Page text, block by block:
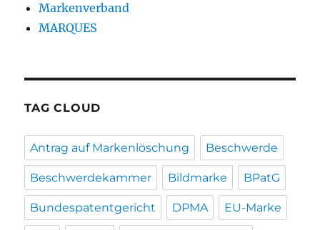
Markenverband
MARQUES
TAG CLOUD
Antrag auf Markenlöschung Beschwerde
Beschwerdekammer Bildmarke BPatG
Bundespatentgericht DPMA EU-Marke